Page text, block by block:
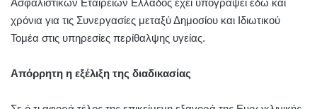
χρόνια για τις Συνεργασίες μεταξύ Δημοσίου και Ιδιωτικού
Τομέα στις υπηρεσίες περίθαλψης υγείας.
Απόρρητη η εξέλιξη της διαδικασίας